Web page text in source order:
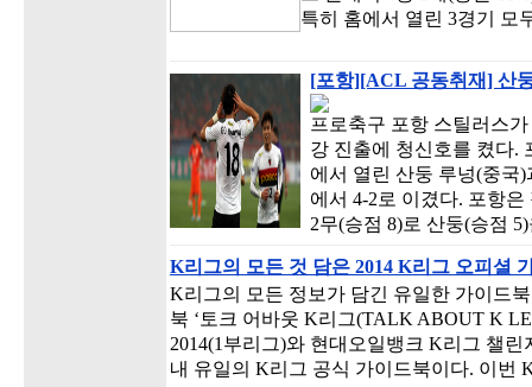
특히 홈에서 열린 3경기
[포항][ACL 공동취재] 산
프로축구 포항 스틸러스
강 진출에 청신호를 켰다.
에서 열린 산둥 루넝(중국
에서 4-2로 이겼다. 포항
2무(승점 8)로 산둥(승점
K리그의 모든 것 담은 2014 K리그 오피셜
K리그의 모든 정보가 담긴 유일한 가이드
북 ‘토크 어바웃 K리그(TALK ABOUT K
2014(1부리그)와 현대오일뱅크 K리그 챌
내 유일의 K리그 공식 가이드북이다. 이번